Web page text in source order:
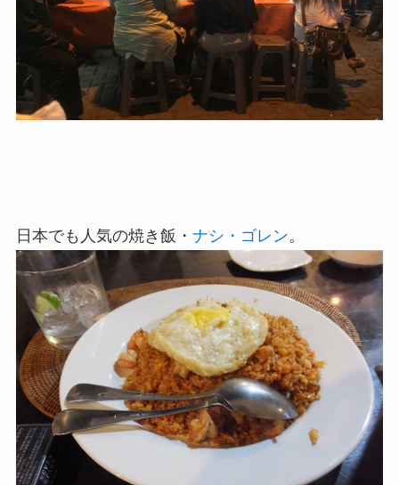
日本でも人気の焼き飯・ ナシ・ゴレン。